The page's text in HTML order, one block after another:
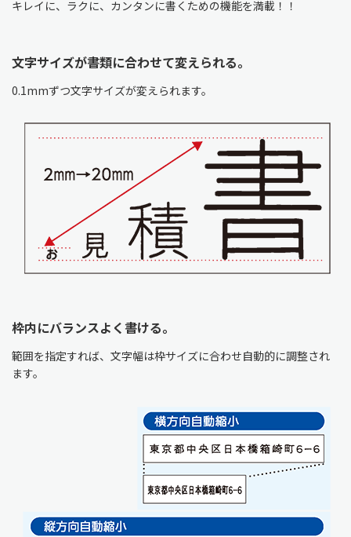
キレイに、ラクに、カンタンに書くための機能を満載！！
文字サイズが書類に合わせて変えられる。
0.1mmずつ文字サイズが変えられます。
枠内にバランスよく書ける。
範囲を指定すれば、文字幅は枠サイズに合わせ自動的に調整され
ます。